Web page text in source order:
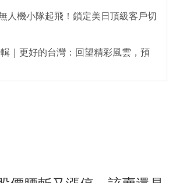
人機小隊起飛！鎖定美日頂級客戶切
｜更好的台灣：回望精彩風雲，預